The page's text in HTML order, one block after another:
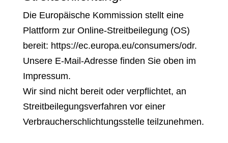
Die Europäische Kommission stellt eine
Plattform zur Online-Streitbeilegung (OS)
bereit: https://ec.europa.eu/consumers/odr.
Unsere E-Mail-Adresse finden Sie oben im
Impressum.
Wir sind nicht bereit oder verpflichtet, an
Streitbeilegungsverfahren vor einer
Verbraucherschlichtungsstelle teilzunehmen.